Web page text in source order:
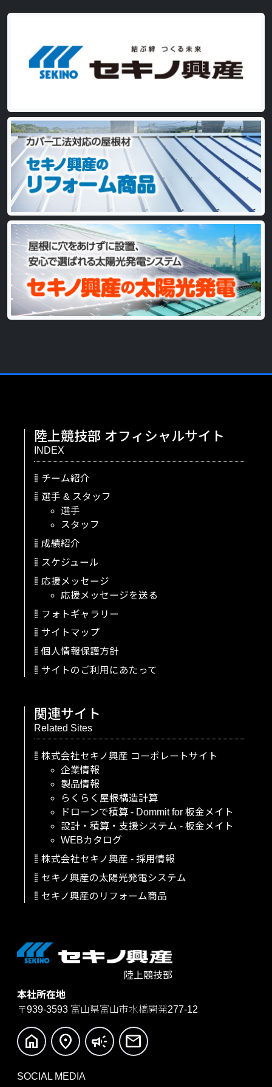
陸上競技部
本社所在地
〒939-3593 富山県富山市水橋開発277-12
home location_on campaign mail
SOCIAL MEDIA
陸上競技部 オフィシャルサイト
INDEX
チーム紹介
選手 & スタッフ
選手
スタッフ
成績紹介
スケジュール
応援メッセージ
応援メッセージを送る
フォトギャラリー
サイトマップ
個人情報保護方針
サイトのご利用にあたって
関連サイト
Related Sites
株式会社セキノ興産 コーポレートサイト
企業情報
製品情報
らくらく屋根構造計算
ドローンで積算 - Dommit for 板金メイト
設計・積算・支援システム - 板金メイト
WEBカタログ
株式会社セキノ興産 - 採用情報
セキノ興産の太陽光発電システム
セキノ興産のリフォーム商品